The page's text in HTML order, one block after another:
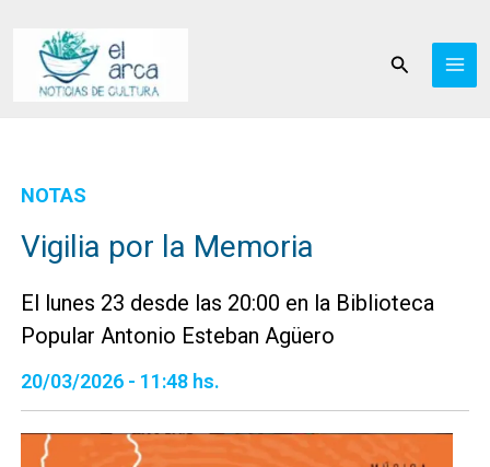
contenido
Buscar
NOTAS
Vigilia por la Memoria
El lunes 23 desde las 20:00 en la Biblioteca
Popular Antonio Esteban Agüero
20/03/2026 - 11:48 hs.